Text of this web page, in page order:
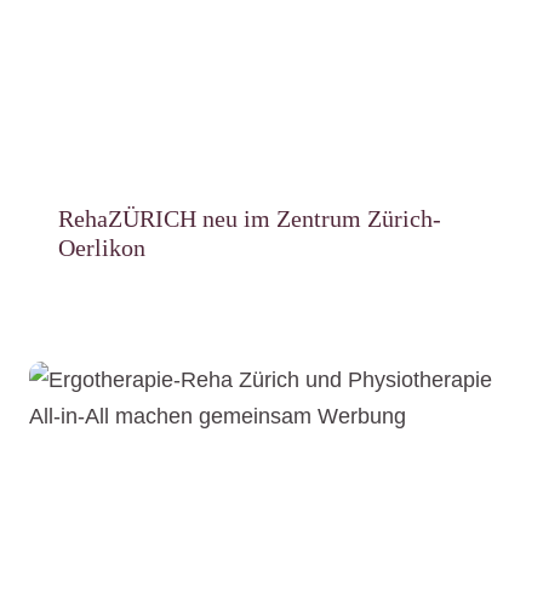
RehaZÜRICH neu im Zentrum Zürich-
Oerlikon